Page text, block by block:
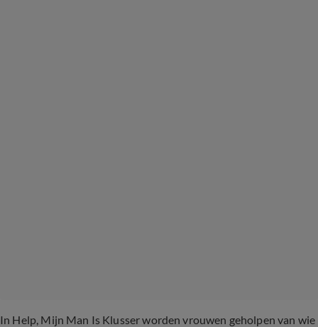
In Help, Mijn Man Is Klusser worden vrouwen geholpen van wie